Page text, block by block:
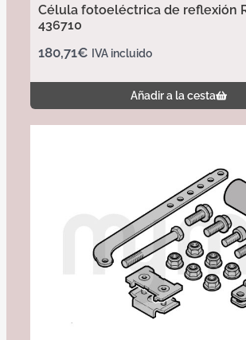
Célula fotoeléctrica de reflexión
436710
180,71€ IVA incluido
Añadir a la cesta